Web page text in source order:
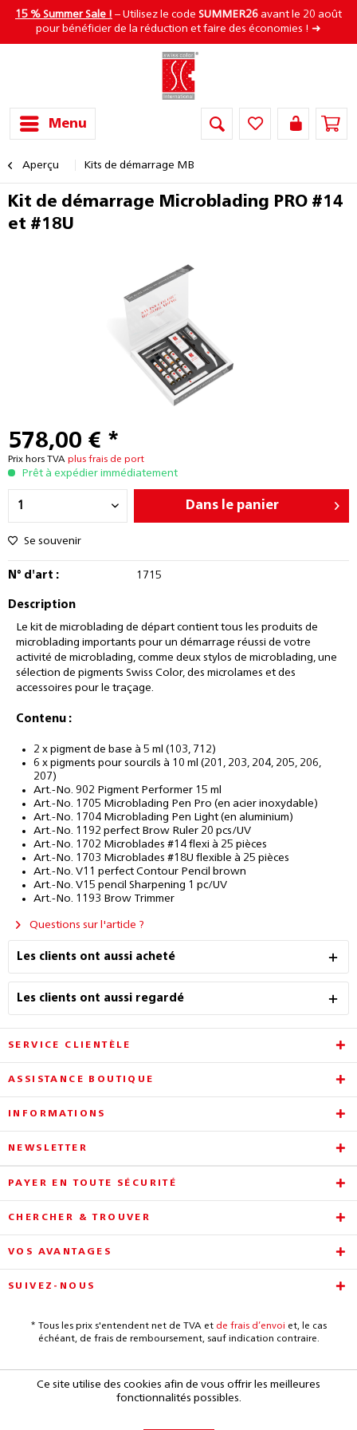
15 % Summer Sale ! – Utilisez le code SUMMER26 avant le 20 août
pour bénéficier de la réduction et faire des économies ! ➜
Menu
Aperçu Kits de démarrage MB
Kit de démarrage Microblading PRO #14
et #18U
578,00 € *
Prix hors TVA plus frais de port
Prêt à expédier immédiatement
Dans le panier
Se souvenir
N° d'art : 1715
Description
Le kit de microblading de départ contient tous les produits de
microblading importants pour un démarrage réussi de votre
activité de microblading, comme deux stylos de microblading, une
sélection de pigments Swiss Color, des microlames et des
accessoires pour le traçage.
Contenu :
2 x pigment de base à 5 ml (103, 712)
6 x pigments pour sourcils à 10 ml (201, 203, 204, 205, 206,
207)
Art.-No. 902 Pigment Performer 15 ml
Art.-No. 1705 Microblading Pen Pro (en acier inoxydable)
Art.-No. 1704 Microblading Pen Light (en aluminium)
Art.-No. 1192 perfect Brow Ruler 20 pcs/UV
Art.-No. 1702 Microblades #14 flexi à 25 pièces
Art.-No. 1703 Microblades #18U flexible à 25 pièces
Art.-No. V11 perfect Contour Pencil brown
Art.-No. V15 pencil Sharpening 1 pc/UV
Art.-No. 1193 Brow Trimmer
Questions sur l'article ?
Les clients ont aussi acheté
Les clients ont aussi regardé
SERVICE CLIENTÈLE
ASSISTANCE BOUTIQUE
INFORMATIONS
NEWSLETTER
PAYER EN TOUTE SÉCURITÉ
CHERCHER & TROUVER
VOS AVANTAGES
SUIVEZ-NOUS
* Tous les prix s'entendent net de TVA et de frais d’envoi et, le cas
échéant, de frais de remboursement, sauf indication contraire.
Ce site utilise des cookies afin de vous offrir les meilleures
fonctionnalités possibles.